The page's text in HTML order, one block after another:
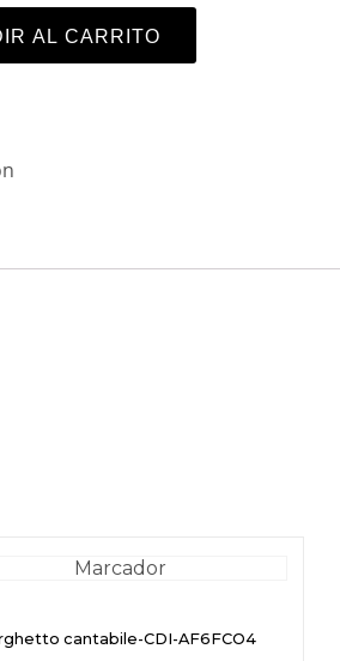
AL CARRITO
cantabile-CDI-AF6FCO4